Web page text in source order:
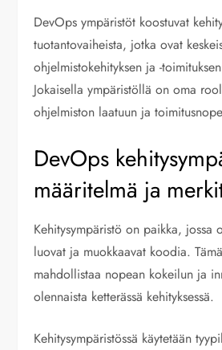
DevOps ympäristöt koostuvat
tuotantovaiheista, jotka ovat
ohjelmistokehityksen ja -
Jokaisella ympäristöllä on oma
ohjelmiston laatuun ja
DevOps
määritelmä ja
Kehitysympäristö on paikka, jossa
luovat ja muokkaavat koodia.
mahdollistaa nopean kokeilun ja
olennaista ketterässä kehityksessä.
Kehitysympäristössä käytetään